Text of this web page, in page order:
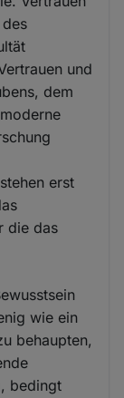
und
dem
erst
die das
wie ein
behaupten,
bedingt